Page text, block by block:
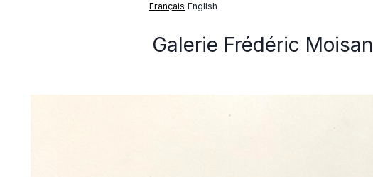
Français English
Galerie Frédéric Moisan